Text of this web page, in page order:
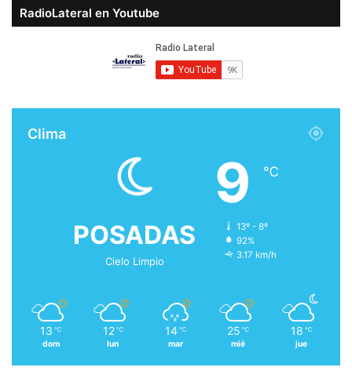
RadioLateral en Youtube
Clima
POSADAS
Cielo Limpio
9 ℃
13º - 8º
92%
3.17 km/h
13 ℃
dom
12 ℃
lun
14 ℃
mar
25 ℃
mié
18 ℃
jue